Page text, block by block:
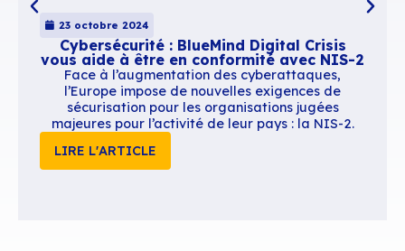
Le nettoyage automatique pour
l’espace sans affecter les emails,
Des options de suppression
messages passés une certaine date
répondant à certains critères